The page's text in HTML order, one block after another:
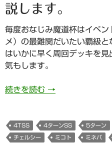
説します。
毎度おなじみ魔道杯はイベ
メ）の最難関だいたい覇級
はいかに早く周回デッキを
気もします。
続きを読む 706日目 聖夜の
→
4TSS 4ターンSS 5ターン
チェルシー ミコト ミネバ